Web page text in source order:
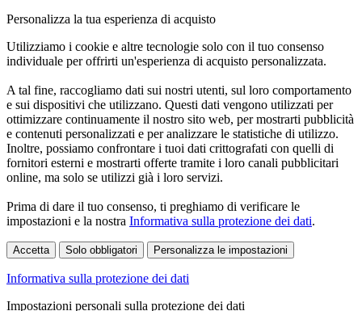
Personalizza la tua esperienza di acquisto
Utilizziamo i cookie e altre tecnologie solo con il tuo consenso
individuale per offrirti un'esperienza di acquisto personalizzata.
A tal fine, raccogliamo dati sui nostri utenti, sul loro comportamento
e sui dispositivi che utilizzano. Questi dati vengono utilizzati per
ottimizzare continuamente il nostro sito web, per mostrarti pubblicità
e contenuti personalizzati e per analizzare le statistiche di utilizzo.
Inoltre, possiamo confrontare i tuoi dati crittografati con quelli di
fornitori esterni e mostrarti offerte tramite i loro canali pubblicitari
online, ma solo se utilizzi già i loro servizi.
Prima di dare il tuo consenso, ti preghiamo di verificare le
impostazioni e la nostra Informativa sulla protezione dei dati.
Accetta Solo obbligatori Personalizza le impostazioni
Informativa sulla protezione dei dati
Impostazioni personali sulla protezione dei dati